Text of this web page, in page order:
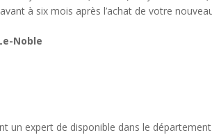
à six mois après l’achat de votre
Noble
un expert de disponible dans le